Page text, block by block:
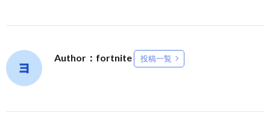
Author：fortnite 投稿一覧